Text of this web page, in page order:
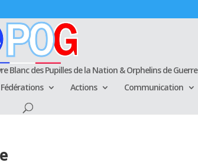
Blanc des Pupilles de la Nation & Orphelins de Guerre
Fédérations Actions Communication